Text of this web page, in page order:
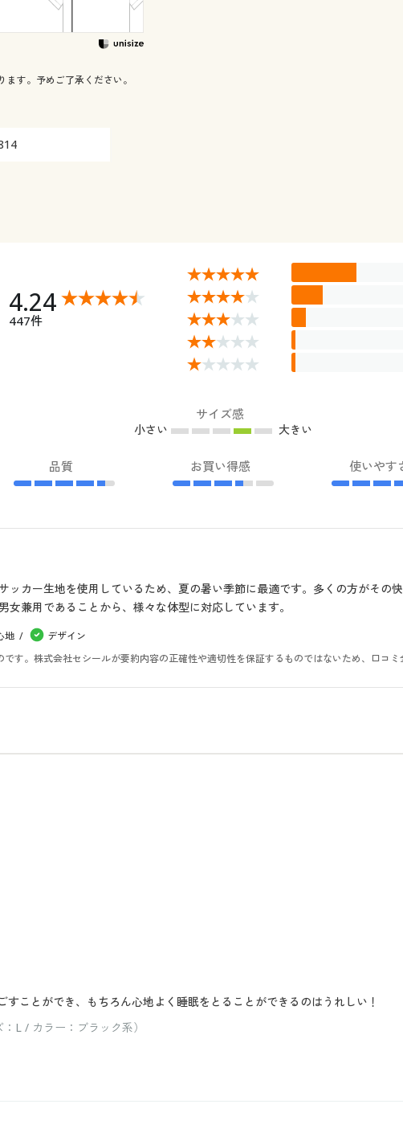
す。予めご了承ください。
4.24
447件
サイズ感
小さい 大きい
品質 お買い得感 使いや
ッカー生地を使用しているため、夏の暑い季節に最適です。多くの方がその
兼用であることから、様々な体型に対応しています。
地
デザイン
す。株式会社セシールが要約内容の正確性や適切性を保証するものではないため、口コ
ことができ、もちろん心地よく睡眠をとることができるのはうれしい！
L / カラー：ブラック系）